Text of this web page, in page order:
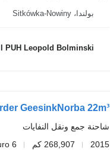
بولندا، Sitkówka-Nowiny
PUH Leopold Bolminski
GeesinkNorba 22m³
شاحنة جمع ونقل النفايات
2015
268,907 كم
6